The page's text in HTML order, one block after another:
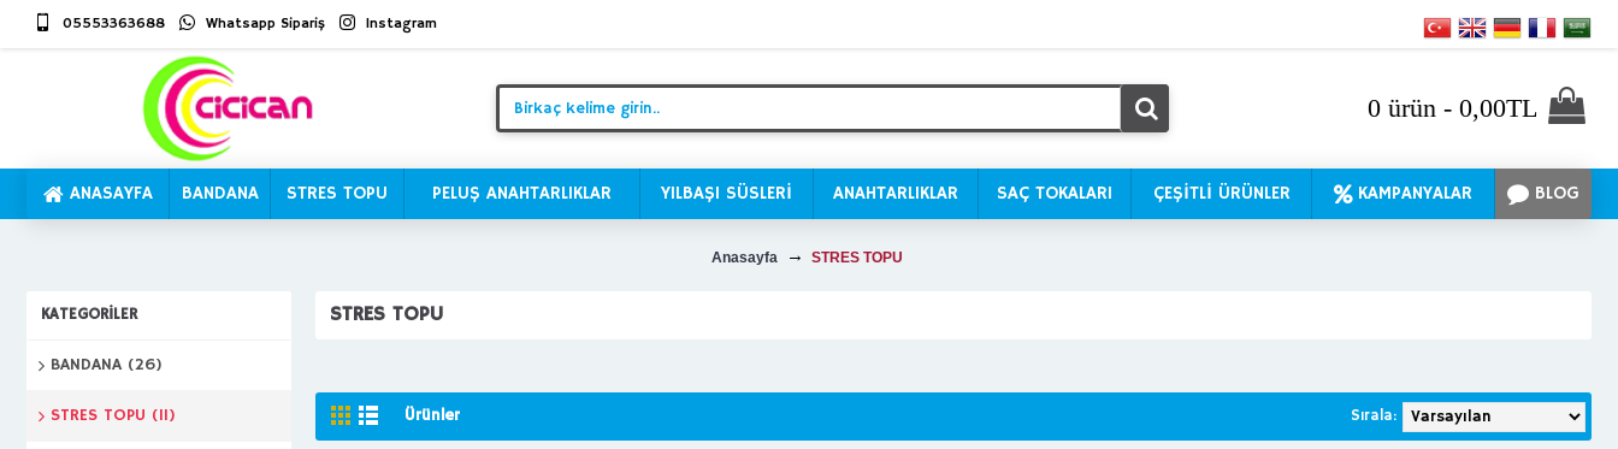
05553363688 Whatsapp Sipariş Instagram
0 ürün - 0,00TL
ANASAYFA BANDANA STRES TOPU PELUŞ ANAHTARLIKLAR YILBAŞI SÜSLERİ ANAHTARLIKLAR SAÇ TOKALARI ÇEŞİTLİ ÜRÜNLER KAMPANYALAR BLOG
Anasayfa STRES TOPU
KATEGORILER
BANDANA (26)
STRES TOPU (11)
STRES TOPU
Ürünler Sırala: